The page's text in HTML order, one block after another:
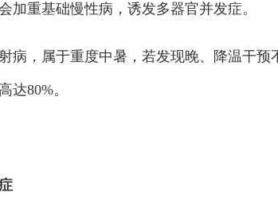
加重基础慢性病，诱发多器官并发症。
，属于重度中暑，若发现晚、降温干预
达80%。